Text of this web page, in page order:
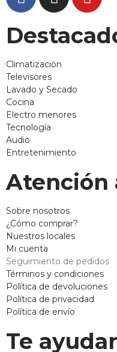
Climatización
Televisores
Lavado y Secado
Cocina
Electro menores
Tecnología
Audio
Entretenimiento
Atención
Sobre nosotros
¿Cómo comprar?
Nuestros locales
Mi cuenta
Seguimiento de pedidos
Términos y condiciones
Política de devoluciones
Política de privacidad
Política de envío
Te